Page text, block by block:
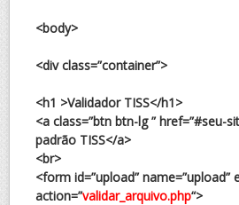
<body>
<div class=”container”>
<h1 >Validador TISS</h1>
<a class=”btn btn-lg ” href=”#seu-
padrão TISS</a>
<br>
<form id=”upload”
action=”validar_arquivo.php“>